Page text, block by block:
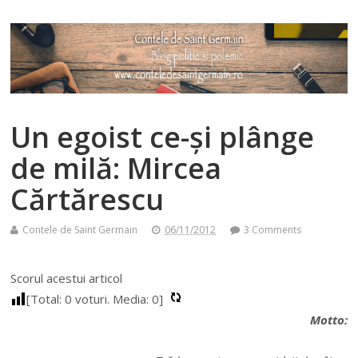
Un egoist ce-și plânge
de milă: Mircea
Cărtărescu
Contele de Saint Germain 06/11/2012 3 Comments
Scorul acestui articol
[Total:0 voturi. Media:0]
Motto: